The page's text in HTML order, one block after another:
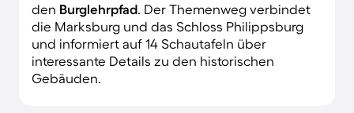
den Burglehrpfad. Der Themenweg verbindet
die Marksburg und das Schloss Philippsburg
und informiert auf 14 Schautafeln über
interessante Details zu den historischen
Gebäuden.